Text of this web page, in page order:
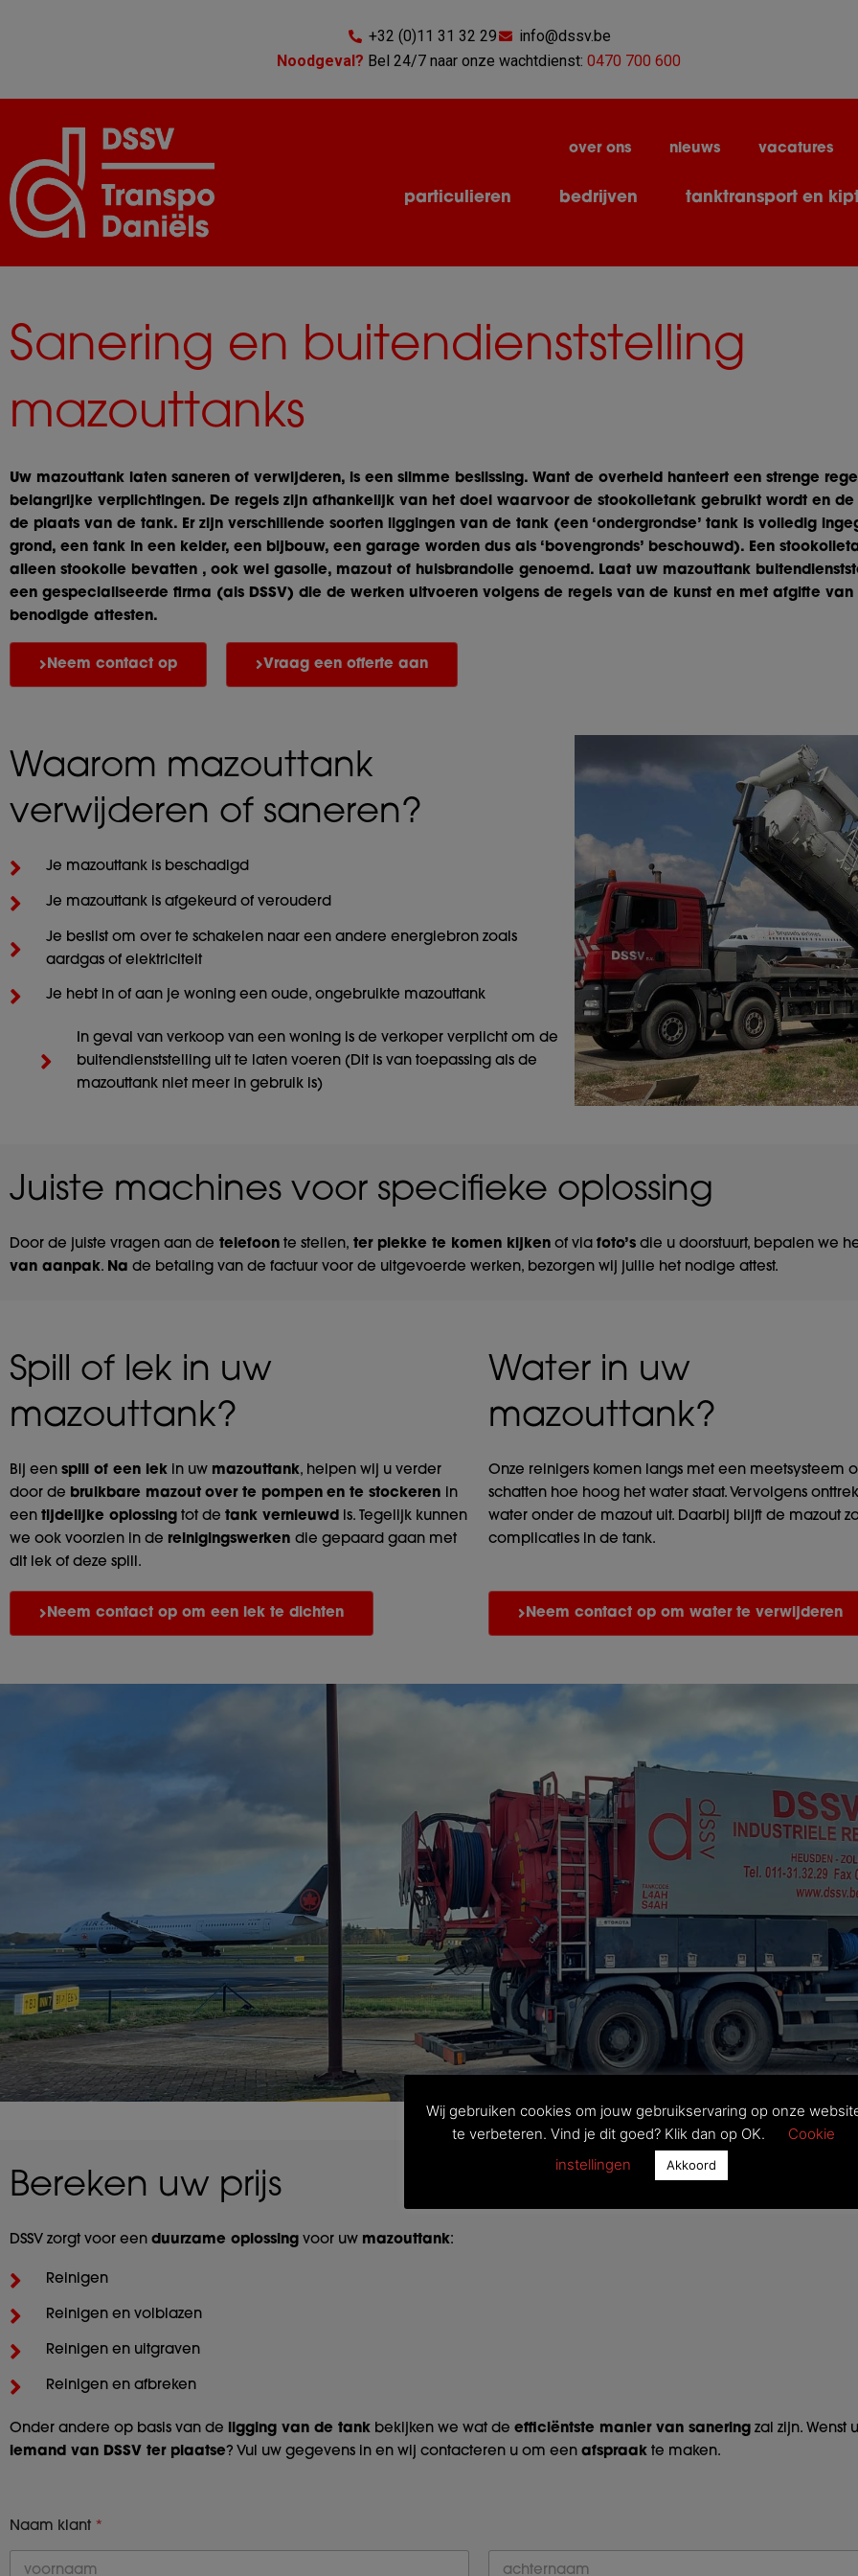
+32 (0)11 31 32 29
info@dssv.be
Noodgeval? Bel 24/7 naar onze wachtdienst: 0470 700 600
over ons nieuws vacatures
particulieren bedrijven tanktransport en
Sanering en buitendienststelling
mazouttanks
Uw mazouttank laten saneren of verwijderen, is een slimme beslissing. Want de overheid hanteert een strenge
belangrijke verplichtingen. De regels zijn afhankelijk van het doel waarvoor de stookolietank gebruikt wordt en de
de plaats van de tank. Er zijn verschillende soorten liggingen van de tank (een ‘ondergrondse’ tank is volledig
grond, een tank in een kelder, een bijbouw, een garage worden dus als ‘bovengronds’ beschouwd). Een
alleen stookolie bevatten , ook wel gasolie, mazout of huisbrandolie genoemd. Laat uw mazouttank
een gespecialiseerde firma (als DSSV) die de werken uitvoeren volgens de regels van de kunst en met afgifte van
benodigde attesten.
Neem contact op Vraag een offerte aan
Waarom mazouttank
verwijderen of saneren?
Je mazouttank is beschadigd
Je mazouttank is afgekeurd of verouderd
Je beslist om over te schakelen naar een andere energiebron zoals
aardgas of elektriciteit
Je hebt in of aan je woning een oude, ongebruikte mazouttank
In geval van verkoop van een woning is de verkoper verplicht om de
buitendienststelling uit te laten voeren (Dit is van toepassing als de
mazouttank niet meer in gebruik is)
Juiste machines voor specifieke oplossing
Door de juiste vragen aan de telefoon te stellen, ter plekke te komen kijken of via foto’s die u doorstuurt, bepalen we
van aanpak. Na de betaling van de factuur voor de uitgevoerde werken, bezorgen wij jullie het nodige attest.
Spill of lek in uw
mazouttank?
Bij een spill of een lek in uw mazouttank, helpen wij u verder
door de bruikbare mazout over te pompen en te stockeren
in
een tijdelijke oplossing tot de tank vernieuwd
is. Tegelijk kunnen
we ook voorzien in de reinigingswerken die gepaard gaan met
dit lek of deze spill.
Neem contact op om een lek te dichten
Water in uw
mazouttank?
Onze reinigers komen langs met een meetsysteem
schatten hoe hoog het water staat. Vervolgens
water onder de mazout uit. Daarbij blijft de mazout
complicaties in de tank.
Neem contact op om water te verwijderen
Bereken uw prijs
DSSV zorgt voor een duurzame oplossing voor uw mazouttank:
Reinigen
Reinigen en volblazen
Reinigen en uitgraven
Reinigen en afbreken
Onder andere op basis van de ligging van de tank bekijken we wat de efficiëntste manier van sanering zal zijn. Wenst
iemand van DSSV ter plaatse? Vul uw gegevens in en wij contacteren u om een afspraak te maken.
Naam klant *
Wij gebruiken cookies om jouw gebruikservaring op onze
te verbeteren. Vind je dit goed? Klik dan op OK.
Cookie
instellingen
Akkoord